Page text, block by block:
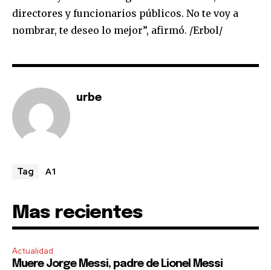
I've read and accept the Privacy Policy
directores y funcionarios públicos. No te voy a
nombrar, te deseo lo mejor”, afirmó. /Erbol/
urbe
Tag A1
Mas recientes
Actualidad
Muere Jorge Messi, padre de Lionel Messi